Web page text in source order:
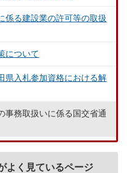
係る建設業の許可等の取扱
について
県入札参加資格における解
事務取扱いに係る国交省通
よく見ているページ